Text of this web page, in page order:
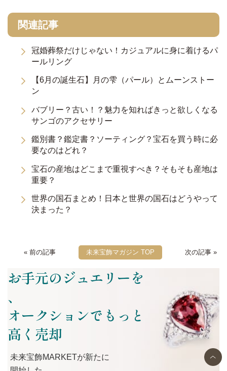
関連記事
冠婚葬祭だけじゃない！カジュアルに身に着けるパ
ールリング
【6月の誕生石】月の雫（パール）とムーンストー
ン
バブリー？古い！？魅力を知ればきっと欲しくなる
サンゴのアクセサリー
鑑別書？鑑定書？ソーティング？宝石を買う時に必
要なのはどれ？
宝石の産地はどこまで重視すべき？そもそも産地は
重要？
世界の国石まとめ！日本と世界の国石はどうやって
決まった？
« 前の記事 未来宝飾マガジン TOP 次の記事 »
お手元のジュエリーを
、
オークションでもっと
高く売却
未来宝飾MARKETが新たに